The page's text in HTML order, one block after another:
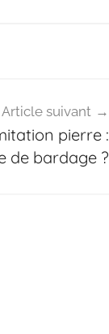
Article suivant
pierre :
de bardage ?